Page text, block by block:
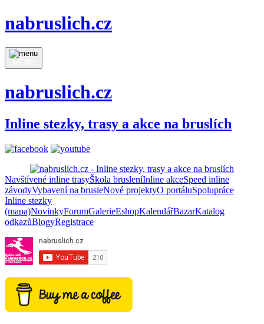
nabruslich.cz
nabruslich.cz
Inline stezky, trasy a akce na bruslích
Navštívené inline trasyŠkola brusleníInline akceSpeed inline
závodyVybavení na brusleNové projektyO portáluSpolupráce
Inline stezky
(mapa)NovinkyForumGalerieEshopKalendářBazarKatalog
odkazůBlogyRegistrace